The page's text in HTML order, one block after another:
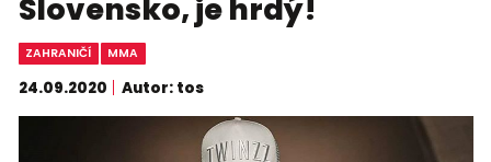
Slovensko, je hrdý!
ZAHRANIČÍ MMA
24.09.2020 Autor: tos